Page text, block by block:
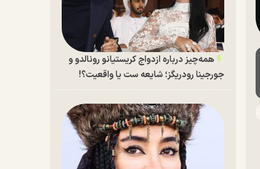
همه‌چیز درباره ازدواج کریستیانو رونالدو و
جورجینا رودریگز؛ شایعه ست یا واقعیت؟!